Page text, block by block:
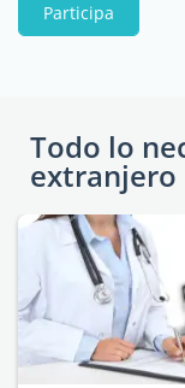
Participa
Todo lo
extranjero